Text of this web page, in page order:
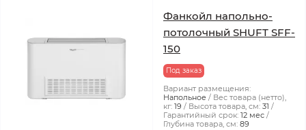
Фанкойл напольно-
потолочный SHUFT SFF-
150
Под заказ
Вариант размещения:
Напольное
Вес товара (нетто),
кг: 19 Высота товара, см: 31
Гарантийный срок: 12 мес
Глубина товара, см: 89